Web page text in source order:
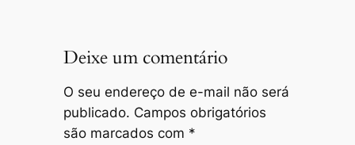
Deixe um comentário
O seu endereço de e-mail não será
publicado. Campos obrigatórios
são marcados com *